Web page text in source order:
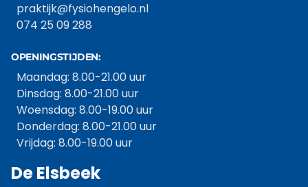
praktijk@fysiohengelo.nl
074 25 09 288
OPENINGSTIJDEN:
Maandag: 8.00-21.00 uur
Dinsdag: 8.00-21.00 uur
Woensdag: 8.00-19.00 uur
Donderdag: 8.00-21.00 uur
Vrijdag: 8.00-19.00 uur
De Elsbeek